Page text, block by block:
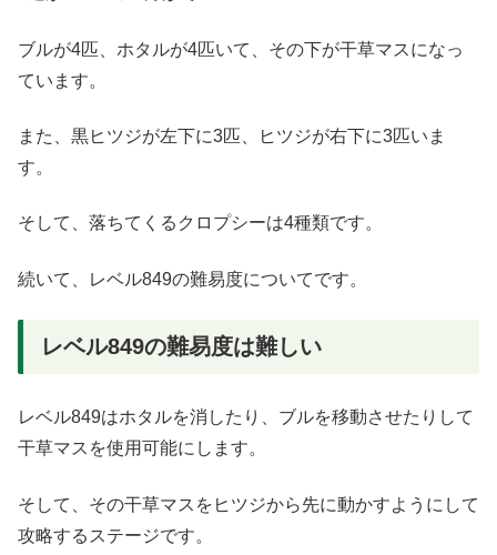
ブルが4匹、ホタルが4匹いて、その下が干草マスになっ
ています。
また、黒ヒツジが左下に3匹、ヒツジが右下に3匹いま
す。
そして、落ちてくるクロプシーは4種類です。
続いて、レベル849の難易度についてです。
レベル849の難易度は難しい
レベル849はホタルを消したり、ブルを移動させたりして
干草マスを使用可能にします。
そして、その干草マスをヒツジから先に動かすようにして
攻略するステージです。